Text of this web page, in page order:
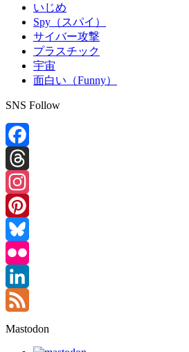
いじめ
Spy（スパイ）
サイバー攻撃
プラスチック
宇宙
面白い（Funny）
SNS Follow
Facebook
Threads
Instagram
Pinterest
Bluesky
Flickr
LinkedIn
Feed
Mastodon